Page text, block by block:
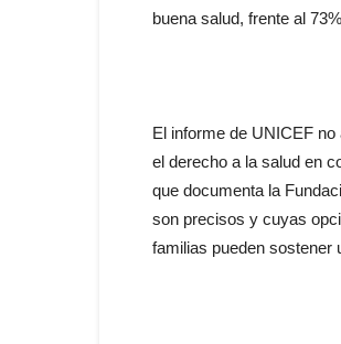
buena salud, frente al
El informe de UNICEF
el derecho a la salud en
que documenta la
son precisos y cuyas
familias pueden sostener